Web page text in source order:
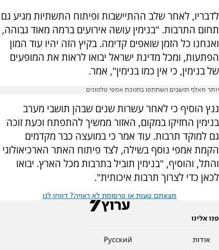
לדבריו, לאחר שלב ההתיישבות ופיתוח התשתיות מגיע גם
תחום התרבות. "בנימין עושה אירועים ברמה מאוד גבוהה,
ואנחנו כל הזמן שואפים קדימה. בקיץ הזה יהיו עוד המון
הפתעות, ומכל מדינת ישראל יבואו לראות את המופעים
של בנימין, כי אין כמו בנימין", אמר.
יותר מאלף תושבים השתתפו בחנוכת אמפי טלמונים
גנץ הוסיף כי לאחר עשרות שנים שבהן תושבי מערב
בנימין החזיקו במקום, האזור ממשיך להתפתח וכעת זוכה
גם למוקד תרבות. עוד אמר כי במועצה כבר מקדמים
הקמת אמפי נוסף בשילה, לצד פיתוח האתר הארכיאולוגי
והתל, והוסיף, "בנימין תוביל בתרבות מכל הארץ. יבואו
לכאן כדי לצרוך תרבות איכותית".
מצאתם טעות או פרסומת לא ראויה? דווחו לנו
פנו אלינו
אודות
Pусский